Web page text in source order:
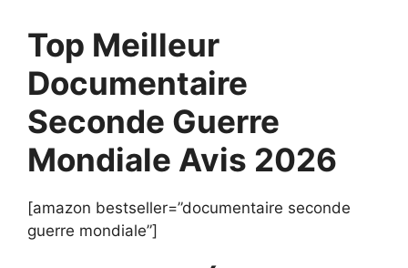
Top Meilleur
Documentaire
Seconde Guerre
Mondiale Avis 2026
[amazon bestseller=”documentaire seconde
guerre mondiale”]